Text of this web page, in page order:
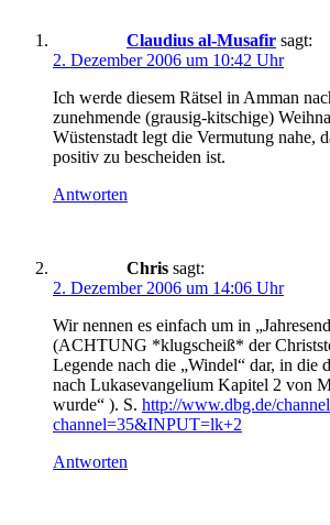
Claudius al-Musafir sagt:
2. Dezember 2006 um 10:42 Uhr
Ich werde diesem Rätsel in Amman
zunehmende (grausig-kitschige)
Wüstenstadt legt die Vermutung nahe,
positiv zu bescheiden ist.
Antworten
Chris sagt:
2. Dezember 2006 um 14:06 Uhr
Wir nennen es einfach um in
(ACHTUNG *klugscheiß* der
Legende nach die „Windel“ dar, in die
nach Lukasevangelium Kapitel 2 von
wurde“ ). S. http://www.dbg.de/
channel=35&INPUT=lk+2
Antworten